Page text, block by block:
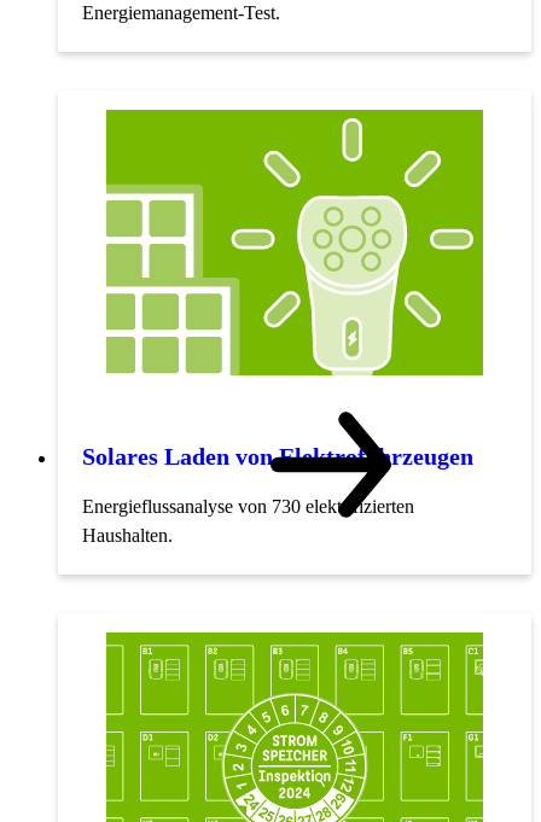
Energiemanagement-Test.
Solares Laden von Elektrofahrzeugen
Energieflussanalyse von 730 elektrifizierten
Haushalten.